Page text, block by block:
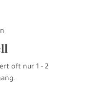
oft nur 1 - 2